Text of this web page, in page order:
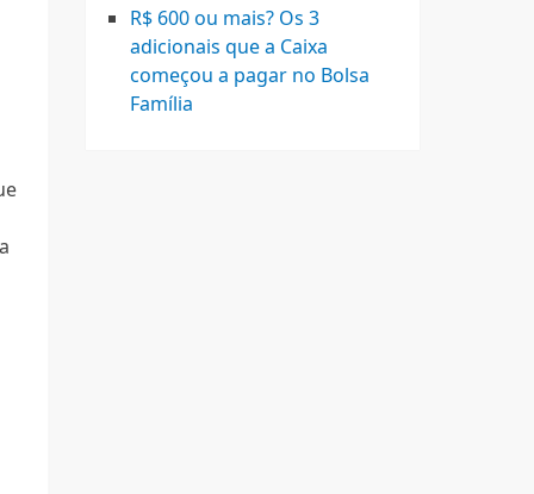
R$ 600 ou mais? Os 3
adicionais que a Caixa
começou a pagar no Bolsa
Família